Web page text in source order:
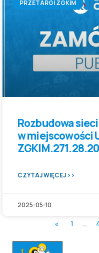
PRZETARGI ZGKIM
Rozbudowa
w miejscowości
CZYTAJ WIĘCEJ >>
2025-05-10
« 1 …